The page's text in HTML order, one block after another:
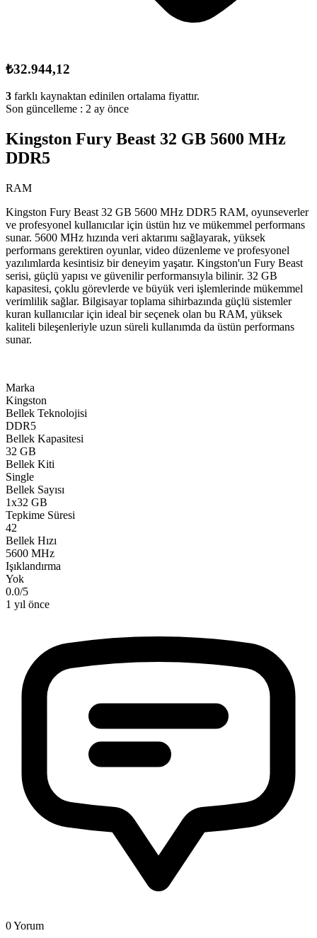
₺32.944,12
3 farklı kaynaktan edinilen ortalama fiyattır.
Son güncelleme : 2 ay önce
Kingston Fury Beast 32 GB 5600 MHz
DDR5
RAM
Kingston Fury Beast 32 GB 5600 MHz DDR5 RAM, oyunseverler
ve profesyonel kullanıcılar için üstün hız ve mükemmel performans
sunar. 5600 MHz hızında veri aktarımı sağlayarak, yüksek
performans gerektiren oyunlar, video düzenleme ve profesyonel
yazılımlarda kesintisiz bir deneyim yaşatır. Kingston'un Fury Beast
serisi, güçlü yapısı ve güvenilir performansıyla bilinir. 32 GB
kapasitesi, çoklu görevlerde ve büyük veri işlemlerinde mükemmel
verimlilik sağlar. Bilgisayar toplama sihirbazında güçlü sistemler
kuran kullanıcılar için ideal bir seçenek olan bu RAM, yüksek
kaliteli bileşenleriyle uzun süreli kullanımda da üstün performans
sunar.
Marka
Kingston
Bellek Teknolojisi
DDR5
Bellek Kapasitesi
32 GB
Bellek Kiti
Single
Bellek Sayısı
1x32 GB
Tepkime Süresi
42
Bellek Hızı
5600 MHz
Işıklandırma
Yok
0.0/5
1 yıl önce
0Yorum